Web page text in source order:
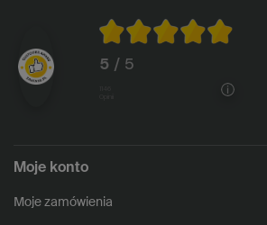
5 / 5
Moje konto
Moje zamówienia